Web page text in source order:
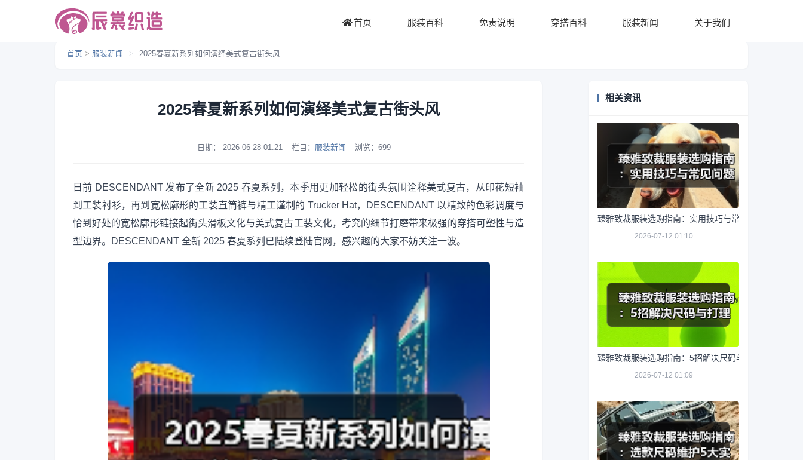
首页 服装百科 免责说明 穿搭百科 服装新闻 关于我们
首页 > 服装新闻 > 2025春夏新系列如何演绎美式复古街头风
2025春夏新系列如何演绎美式复古街头风
日期： 2026-06-28 01:21 栏目： 服装新闻 浏览： 699
日前 DESCENDANT 发布了全新 2025 春夏系列，本季用更加轻松的街头氛围诠释美式复古，从印花短袖
到工装衬衫，再到宽松廓形的工装直筒裤与精工谨制的 Trucker Hat，DESCENDANT 以精致的色彩调度与
恰到好处的宽松廓形链接起街头滑板文化与美式复古工装文化，考究的细节打磨带来极强的穿搭可塑性与造
型边界。DESCENDANT 全新 2025 春夏系列已陆续登陆官网，感兴趣的大家不妨关注一波。
相关资讯
臻雅致裁服装选购指南：实用技巧与常见问题解析
2026-07-12 01:10
臻雅致裁服装选购指南：5招解决尺码与打理难题
2026-07-12 01:09